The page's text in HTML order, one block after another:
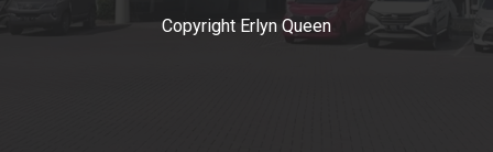
Copyright Erlyn Queen